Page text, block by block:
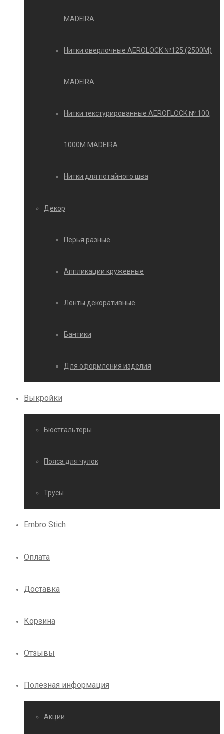
MADEIRA
Нитки оверлочные AEROLOCK №125 (2500М)
MADEIRA
Нитки текстурированные AEROFLOCK № 100,
1000М MADEIRA
Нитки для потайного шва
Декор
Перья разные
Аппликации кружевные
Ленты декоративные
Бантики
Для оформления изделия
Выкройки
Бюстгальтеры
Пояса для чулок
Трусы
Embro Stich
Оплата
Доставка
Корзина
Отзывы
Полезная информация
Акции